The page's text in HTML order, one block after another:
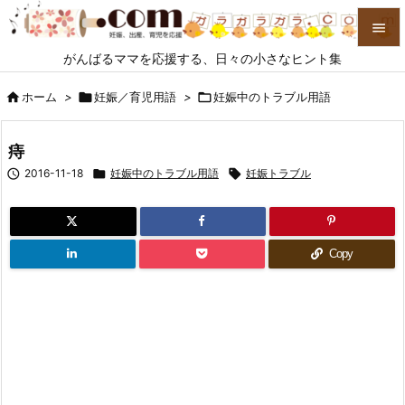
がんばるママを応援する、日々の小さなヒント集


検索
ホーム > 妊娠／育児用語 > 妊娠中のトラブル用語
痔
 2016-11-18  妊娠中のトラブル用語  妊娠トラブル
Copy